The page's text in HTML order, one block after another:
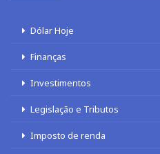
Dólar Hoje
Finanças
Investimentos
Legislação e Tributos
Imposto de renda